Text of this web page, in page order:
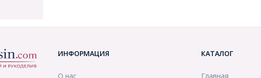
ИНФОРМАЦИЯ
О нас
КАТАЛОГ
Главная